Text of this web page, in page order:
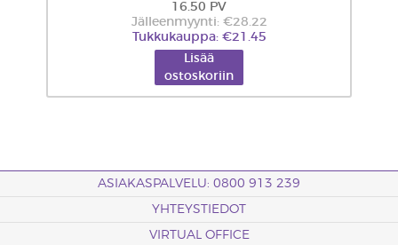
16.50 PV
Jälleenmyynti: €28.22
Tukkukauppa: €21.45
Lisää
ostoskoriin
ASIAKASPALVELU: 0800 913 239
YHTEYSTIEDOT
VIRTUAL OFFICE